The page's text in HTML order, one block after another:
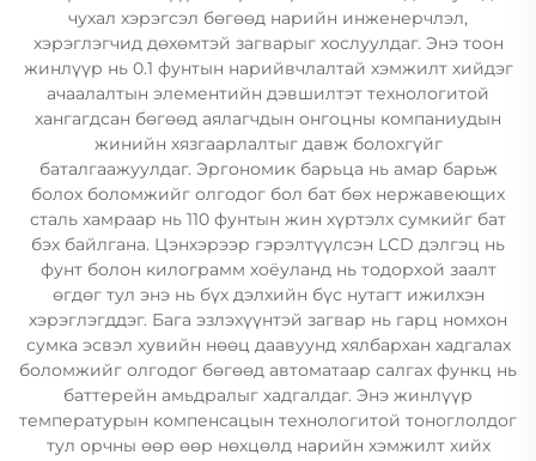
чухал хэрэгсэл бөгөөд нарийн инженерчлэл,
хэрэглэгчид дөхөмтэй загварыг хослуулдаг. Энэ тоон
жинлүүр нь 0.1 фунтын нарийвчлалтай хэмжилт хийдэг
ачаалалтын элементийн дэвшилтэт технологитой
хангагдсан бөгөөд аялагчдын онгоцны компаниудын
жинийн хязгаарлалтыг давж болохгүйг
баталгаажуулдаг. Эргономик барьца нь амар барьж
болох боломжийг олгодог бол бат бөх нержавеющих
сталь хамраар нь 110 фунтын жин хүртэлх сумкийг бат
бэх байлгана. Цэнхэрээр гэрэлтүүлсэн LCD дэлгэц нь
фунт болон килограмм хоёуланд нь тодорхой заалт
өгдөг тул энэ нь бүх дэлхийн бүс нутагт ижилхэн
хэрэглэгддэг. Бага эзлэхүүнтэй загвар нь гарц номхон
сумка эсвэл хувийн нөөц даавуунд хялбархан хадгалах
боломжийг олгодог бөгөөд автоматаар салгах функц нь
баттерейн амьдралыг хадгалдаг. Энэ жинлүүр
температурын компенсацын технологитой тоноглолдог
тул орчны өөр өөр нөхцөлд нарийн хэмжилт хийх